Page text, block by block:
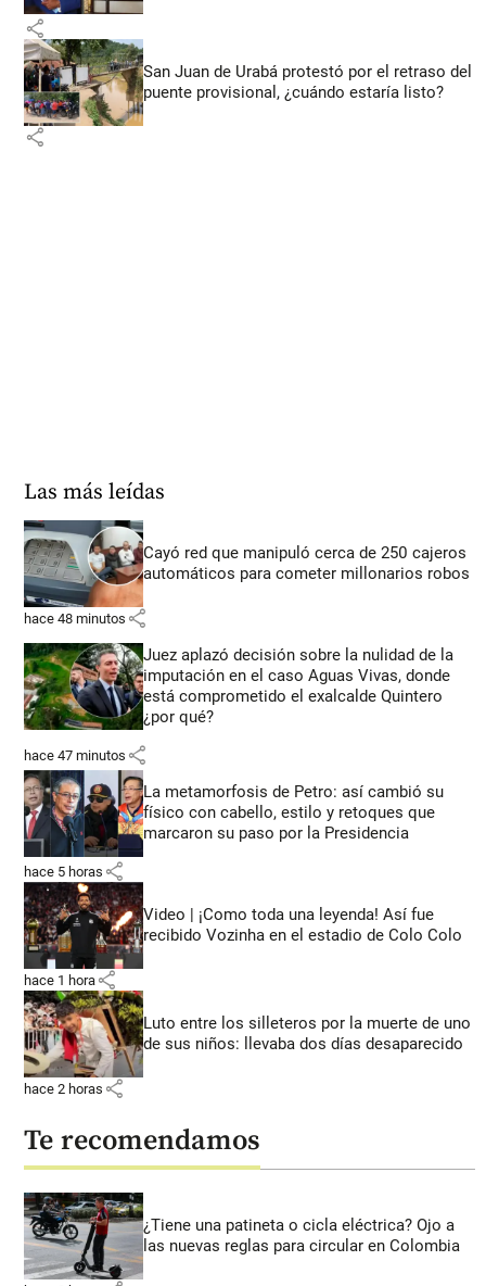
share
San Juan de Urabá protestó por el retraso del
puente provisional, ¿cuándo estaría listo?
share
Las más leídas
Cayó red que manipuló cerca de 250 cajeros
automáticos para cometer millonarios robos
hace 48 minutos share
Juez aplazó decisión sobre la nulidad de la
imputación en el caso Aguas Vivas, donde
está comprometido el exalcalde Quintero
¿por qué?
hace 47 minutos share
La metamorfosis de Petro: así cambió su
físico con cabello, estilo y retoques que
marcaron su paso por la Presidencia
hace 5 horas share
Video | ¡Como toda una leyenda! Así fue
recibido Vozinha en el estadio de Colo Colo
hace 1 hora share
Luto entre los silleteros por la muerte de uno
de sus niños: llevaba dos días desaparecido
hace 2 horas share
Te recomendamos
¿Tiene una patineta o cicla eléctrica? Ojo a
las nuevas reglas para circular en Colombia